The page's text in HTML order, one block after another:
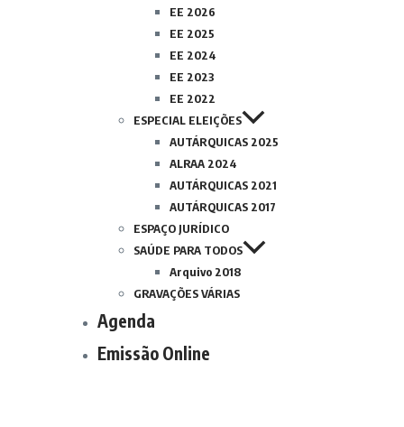
EE 2026
EE 2025
EE 2024
EE 2023
EE 2022
ESPECIAL ELEIÇÕES
AUTÁRQUICAS 2025
ALRAA 2024
AUTÁRQUICAS 2021
AUTÁRQUICAS 2017
ESPAÇO JURÍDICO
SAÚDE PARA TODOS
Arquivo 2018
GRAVAÇÕES VÁRIAS
Agenda
Emissão Online